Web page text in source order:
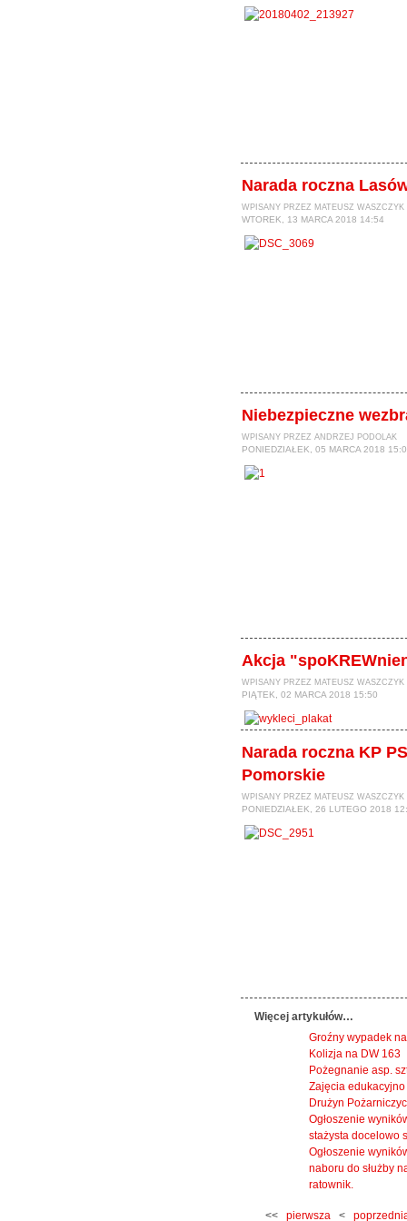
Narada roczna
WPISANY PRZEZ MATEUSZ WASZCZYK
WTOREK, 13 MARCA 2018 14:54
Niebezpieczne
WPISANY PRZEZ ANDRZEJ PODOLAK
PONIEDZIAŁEK, 05 MARCA 2018
Akcja
WPISANY PRZEZ MATEUSZ WASZCZYK
PIĄTEK, 02 MARCA 2018 15:50
Narada roczna KP
Pomorskie
WPISANY PRZEZ MATEUSZ WASZCZYK
PONIEDZIAŁEK, 26 LUTEGO 2018
Więcej artykułów…
Groźny wypadek
Kolizja na DW 163
Pożegnanie asp.
Zajęcia edukacyjno
Drużyn
Ogłoszenie
stażysta docelowo
Ogłoszenie
naboru do służby
ratownik.
<< pierwsza <